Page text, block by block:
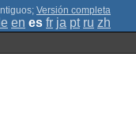
; Versión completa
en es fr ja pt ru zh